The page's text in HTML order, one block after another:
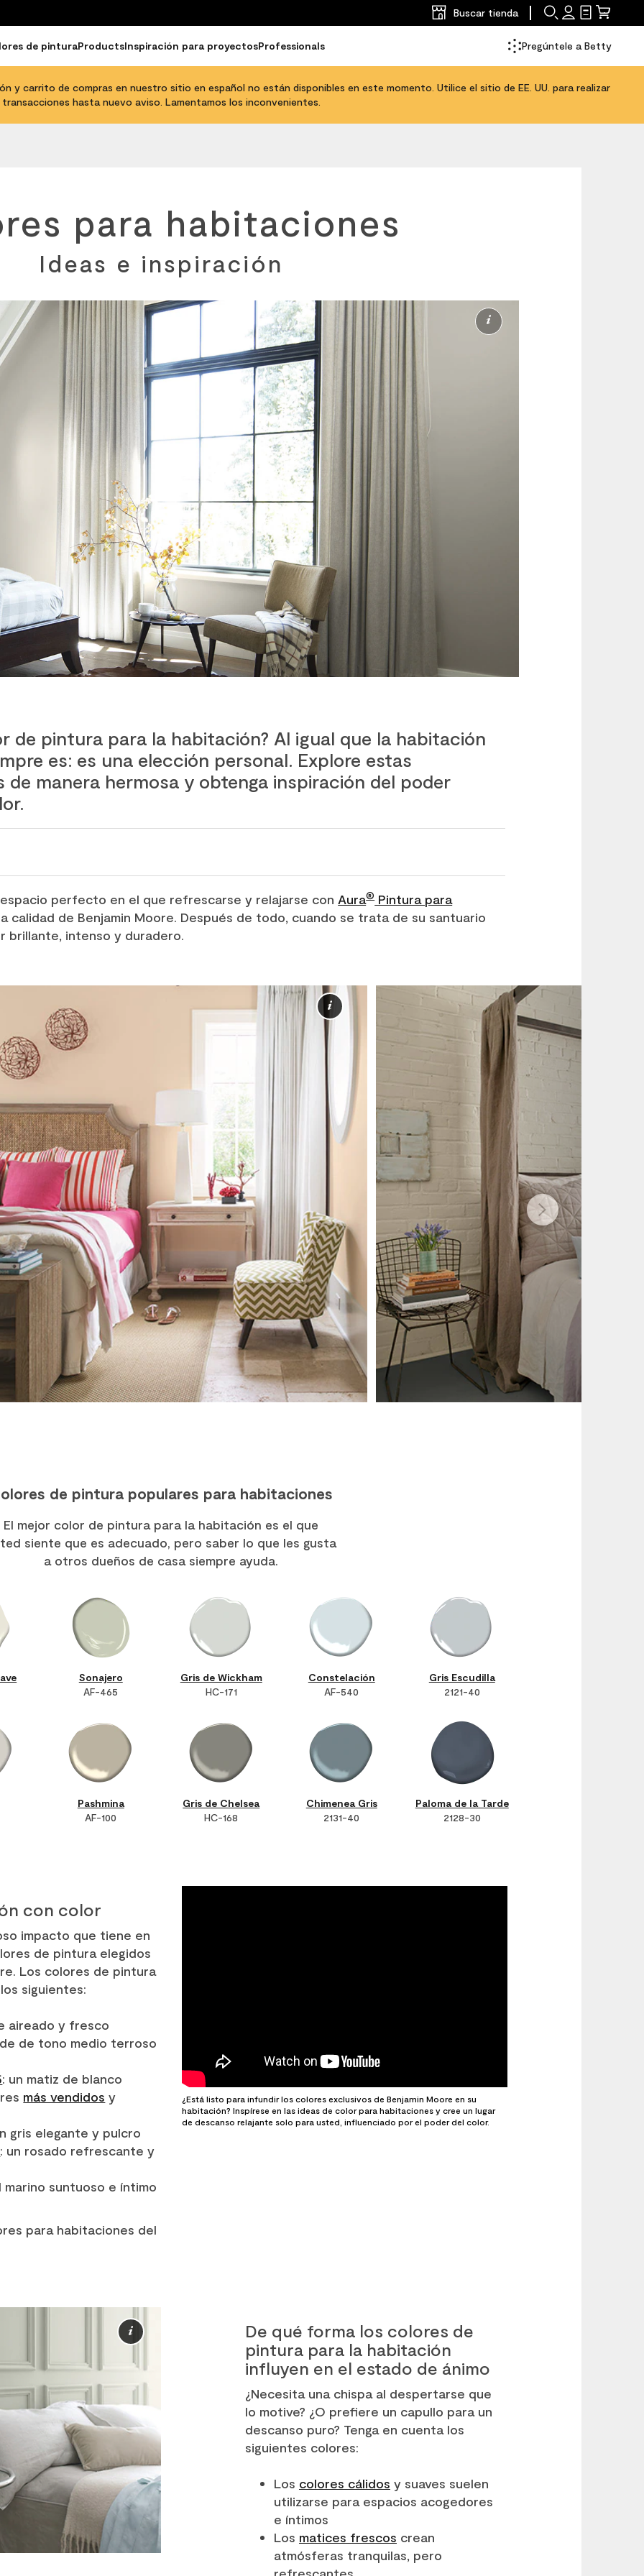
Buscar tienda Buscar
IniciarLista
compras
Carrito
de pinturaProductsInspiración para proyectosProfessionals Pregúntele a Betty
y carrito de compras en nuestro sitio en español no están disponibles en este momento. Utilice el sitio de EE. UU. para realizar
transacciones hasta nuevo aviso. Lamentamos los inconvenientes.
para habitaciones
Ideas e inspiración
Más
de pintura para la habitación? Al igual que la habitación
es: es una elección personal. Explore estas
manera hermosa y obtenga inspiración del poder
perfecto en el que refrescarse y relajarse con Aura®Pintura para
calidad de Benjamin Moore. Después de todo, cuando se trata de su santuario
brillante, intenso y duradero.
Más
información
de pintura populares para habitaciones
El mejor color de pintura para la habitación es el que
siente que es adecuado, pero saber lo que les gusta
a otros dueños de casa siempre ayuda.
Sonajero
AF-465
Gris de Wickham
HC-171
Constelación
AF-540
Gris Escudilla
2121-40
Pashmina
AF-100
Gris de Chelsea
HC-168
Chimenea Gris
2131-40
Paloma de la Tarde
2128-30
¿Está listo para infundir los colores exclusivos de Benjamin Moore en su
habitación? Inspírese en las ideas de color para habitaciones y cree un lugar
de descanso relajante solo para usted, influenciado por el poder del color.
con color
impacto que tiene en
de pintura elegidos
Los colores de pintura
siguientes:
aireado y fresco
de tono medio terroso
: un matiz de blanco
más vendidos y
gris elegante y pulcro
: un rosado refrescante y
marino suntuoso e íntimo
para habitaciones del
Más
De qué forma los colores de
pintura para la habitación
influyen en el estado de ánimo
¿Necesita una chispa al despertarse que
lo motive? ¿O prefiere un capullo para un
descanso puro? Tenga en cuenta los
siguientes colores:
Los colores cálidos y suaves suelen
utilizarse para espacios acogedores
e íntimos
Los matices frescos crean
atmósferas tranquilas, pero